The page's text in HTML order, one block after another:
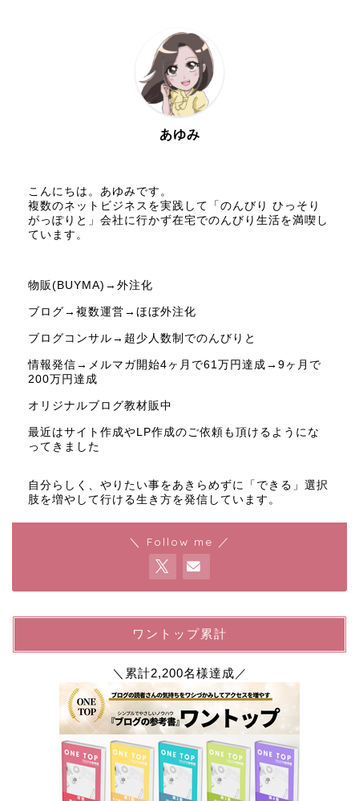
あゆみ
こんにちは。あゆみです。
複数のネットビジネスを実践して「のんびり ひっそり
がっぽりと」会社に行かず在宅でのんびり生活を満喫し
ています。
物販(BUYMA)→外注化
ブログ→複数運営→ほぼ外注化
ブログコンサル→超少人数制でのんびりと
情報発信→メルマガ開始4ヶ月で61万円達成→9ヶ月で
200万円達成
オリジナルブログ教材販中
最近はサイト作成やLP作成のご依頼も頂けるようにな
ってきました
自分らしく、やりたい事をあきらめずに「できる」選択
肢を増やして行ける生き方を発信しています。
＼ Follow me ／
ワントップ累計
＼累計2,200名様達成／